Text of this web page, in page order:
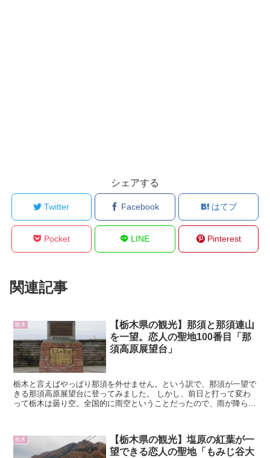
シェアする
Twitter Facebook はてブ
Pocket LINE Pinterest
関連記事
栃木
【栃木県の観光】那須と那須連山
を一望。恋人の聖地100番目「那
須高原展望台」
栃木と言えばやっぱり那須を外せません。という訳で、那須が一望で
きる那須高原展望台に登ってみました。 しかし、前日と打って変わ
って栃木は曇り空。全国的に雨空ということだったので、雨が降らな
栃木
【栃木県の観光】塩原の紅葉が一
望できる恋人の聖地「もみじ谷大